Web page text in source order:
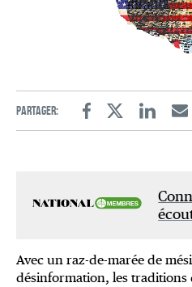
Partager:
FacebookTwitterLinkedin
Avec un raz-de-marée de
désinformation, les traditions